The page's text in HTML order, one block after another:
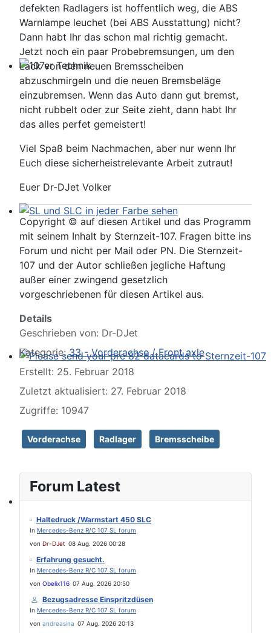
107er Technik
SL und SLC in jeder Farbe sehen
Please send your pre 82 datacards to Sternzeit-107
Find experts around MB 107 SL / SLC
defekten Radlagers ist hoffentlich weg, die ABS
Warnlampe leuchet (bei ABS Ausstattung) nicht?
Dann habt Ihr das schon mal richtig gemacht.
Jetzt noch ein paar Probebremsungen, um den
Lack von den neuen Bremsscheiben
abzuschmirgeln und die neuen Bremsbeläge
einzubremsen. Wenn das Auto dann gut bremst,
nicht rubbelt oder zur Seite zieht, dann habt Ihr
das alles perfet gemeistert!
Viel Spaß beim Nachmachen, aber nur wenn Ihr
Euch diese sicherheistrelevante Arbeit zutraut!
Euer Dr-DJet Volker
Copyright © auf diesen Artikel und das Programm
mit seinem Inhalt by Sternzeit-107. Fragen bitte ins
Forum und nicht per Mail oder PN. Die Sternzeit-
107 und der Autor schließen jegliche Haftung
außer einer zwingend gesetzlich
vorgeschriebenen für diesen Artikel aus.
Details
Geschrieben von: Dr-DJet
Kategorie:33 - Vorderachse / Front axle
Erstellt: 25. Februar 2018
Zuletzt aktualisiert: 27. Februar 2018
Zugriffe: 10947
Vorderachse Radlager Bremsscheibe
Forum Latest
Haltedruck /Warmstart 450 SLC
In Mercedes-Benz R/C 107 SL forum
von Dr-DJet 08 Aug. 2026 00:28
Erfahrung gesucht.
In Mercedes-Benz R/C 107 SL forum
von Obelix116 07 Aug. 2026 20:50
Bezugsadresse Einspritzdüsen
In Mercedes-Benz R/C 107 SL forum
von andreasina 07 Aug. 2026 20:13